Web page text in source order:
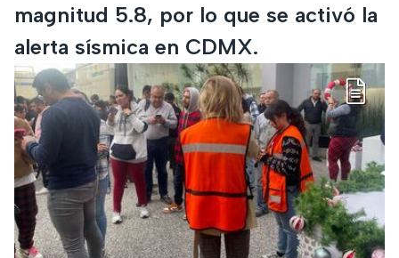
magnitud 5.8, por lo que se activó la
alerta sísmica en CDMX.